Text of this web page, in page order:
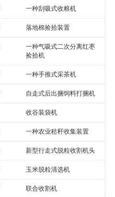
一种刮吸式收粮机
落地棉捡拾装置
一种气吸式二次分离红枣
捡拾机
一种手推式采茶机
自走式后出捆饲料打捆机
收谷装袋机
一种农业秸秆收集装置
新型行走式脱粒收割机头
玉米脱粒清选机
联合收割机